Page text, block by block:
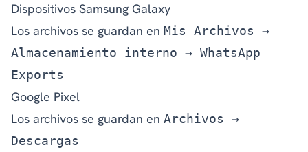
Dispositivos Samsung Galaxy
Los archivos se guardan en Mis Archivos →
Almacenamiento interno → WhatsApp
Exports
Google Pixel
Los archivos se guardan en Archivos →
Descargas